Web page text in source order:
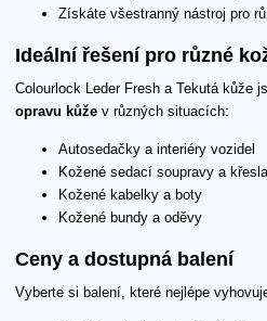
Získáte všestranný nástroj pro
Ideální řešení pro různé
Colourlock Leder Fresh a Tekutá kůže
opravu kůže v různých situacích:
Autosedačky a interiéry vozidel
Kožené sedací soupravy a křesla
Kožené kabelky a boty
Kožené bundy a oděvy
Ceny a dostupná balení
Vyberte si balení, které nejlépe